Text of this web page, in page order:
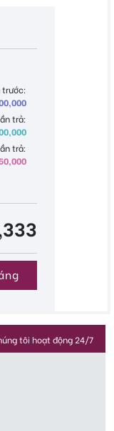
trước:
trả:
trả:
tôi hoạt động 24/7